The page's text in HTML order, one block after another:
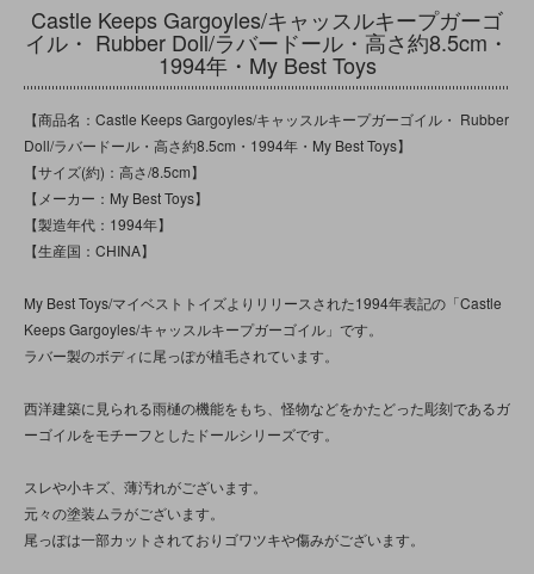
Castle Keeps Gargoyles/キャッスルキープガーゴ
イル・ Rubber Doll/ラバードール・高さ約8.5cm・
1994年・My Best Toys
【商品名：Castle Keeps Gargoyles/キャッスルキープガーゴイル・ Rubber
Doll/ラバードール・高さ約8.5cm・1994年・My Best Toys】
【サイズ(約)：高さ/8.5cm】
【メーカー：My Best Toys】
【製造年代：1994年】
【生産国：CHINA】
My Best Toys/マイベストトイズよりリリースされた1994年表記の「Castle
Keeps Gargoyles/キャッスルキープガーゴイル」です。
ラバー製のボディに尾っぽが植毛されています。
西洋建築に見られる雨樋の機能をもち、怪物などをかたどった彫刻であるガ
ーゴイルをモチーフとしたドールシリーズです。
スレや小キズ、薄汚れがございます。
元々の塗装ムラがございます。
尾っぽは一部カットされておりゴワツキや傷みがございます。